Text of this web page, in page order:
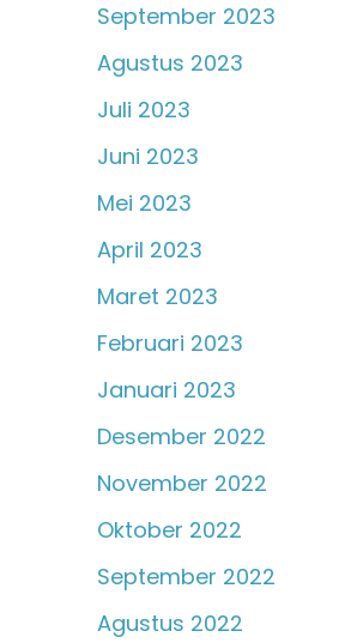
September 2023
Agustus 2023
Juli 2023
Juni 2023
Mei 2023
April 2023
Maret 2023
Februari 2023
Januari 2023
Desember 2022
November 2022
Oktober 2022
September 2022
Agustus 2022